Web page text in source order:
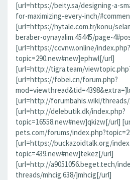
[url=https://beity.sa/designing-a-
for-maximizing-every-inch/
[url=https://hytale.com.tr/konu/
beraber-oynayalim.45445/page-
[url=https://ccvnw.online/index.php?
topic=290.new#new]ephwl[/url]
[url=http://tigra.team/
[url=https://fobei.cn/forum.php?
[url=http://forumbahis.wiki/
[url=http://delebutik.dk/index.php?
topic=16558.new#new]qkizw[/url]
pets.com/forums/
[url=https://buckazoidtalk.org/
topic=439.new#new]tekez[/url]
[url=http://a9051056.beget.tech/
threads/mhcig.638/]mhcig[/url]